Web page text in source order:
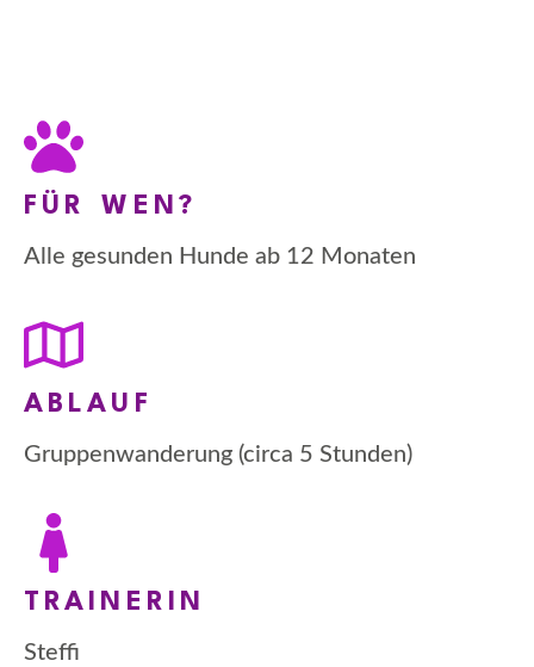
FÜR WEN?
Alle gesunden Hunde ab 12 Monaten
ABLAUF
Gruppenwanderung (circa 5 Stunden)
TRAINERIN
Steffi